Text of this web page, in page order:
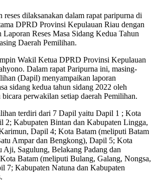
reses dilaksanakan dalam rapat paripurna di
DPRD Provinsi Kepulauan Riau dengan
Laporan Reses Masa Sidang Kedua Tahun
Daerah Pemilihan.
Wakil Ketua DPRD Provinsi Kepulauan
Dalam rapat Paripurna ini, masing-
(Dapil) menyampaikan laporan
sidang kedua tahun sidang 2022 oleh
perwakilan setiap daerah Pemilihan.
terdiri dari 7 Dapil yaitu Dapil 1 ; Kota
2; Kabupaten Bintan dan Kabupaten Lingga,
Dapil 4; Kota Batam (meliputi Batam
Ampar dan Bengkong), Dapil 5; Kota
Aji, Sagulung, Belakang Padang dan
Batam (meliputi Bulang, Galang, Nongsa,
7; Kabupaten Natuna dan Kabupaten